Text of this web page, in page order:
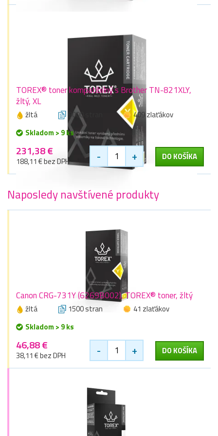
TOREX® toner kompatibilný s Brother TN-821XLY,
žltý, XL
žltá 9000 stran
409 zlaťákov
Skladom > 9 ks
231,38 €
188,11 € bez DPH - + DO KOŠÍKA
Naposledy navštívené produkty
Canon CRG-731Y (6269B002), TOREX® toner, žltý
žltá 1500 stran
41 zlaťákov
Skladom > 9 ks
46,88 €
38,11 € bez DPH - + DO KOŠÍKA